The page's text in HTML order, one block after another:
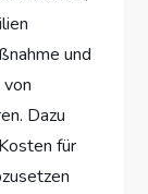
und
Dazu
für